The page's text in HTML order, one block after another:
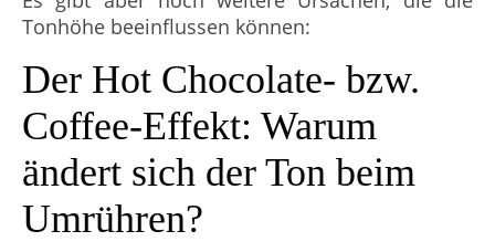
Tonhöhe beeinflussen können:
Der Hot Chocolate- bzw.
Coffee-Effekt: Warum
ändert sich der Ton beim
Umrühren?